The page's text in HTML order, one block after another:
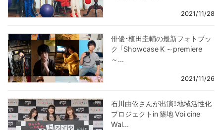
2021/11/28
俳優・植田圭輔の最新フォトブッ
ク 「Showcase K ～premiere
～...
2021/11/26
石川由依さんが出演！地域活性化
プロジェクトin 築地 Voi cine
Wal...